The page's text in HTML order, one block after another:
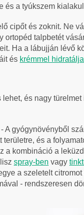
és a tyúkszem
cipőt és zoknit. Ne
ortopéd talpbetét
Ha a lábujján lévő
és krémmel hidratálja
és nagy
- A gyógynövényből
területre, és a
a kombináció a
spray-ben vagy
a szeletelt
- rendszeresen